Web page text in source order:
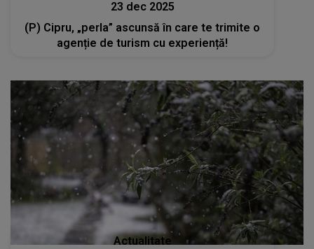
23 dec 2025
(P) Cipru, „perla” ascunsă în care te trimite o
agenție de turism cu experiență!
Actualitate